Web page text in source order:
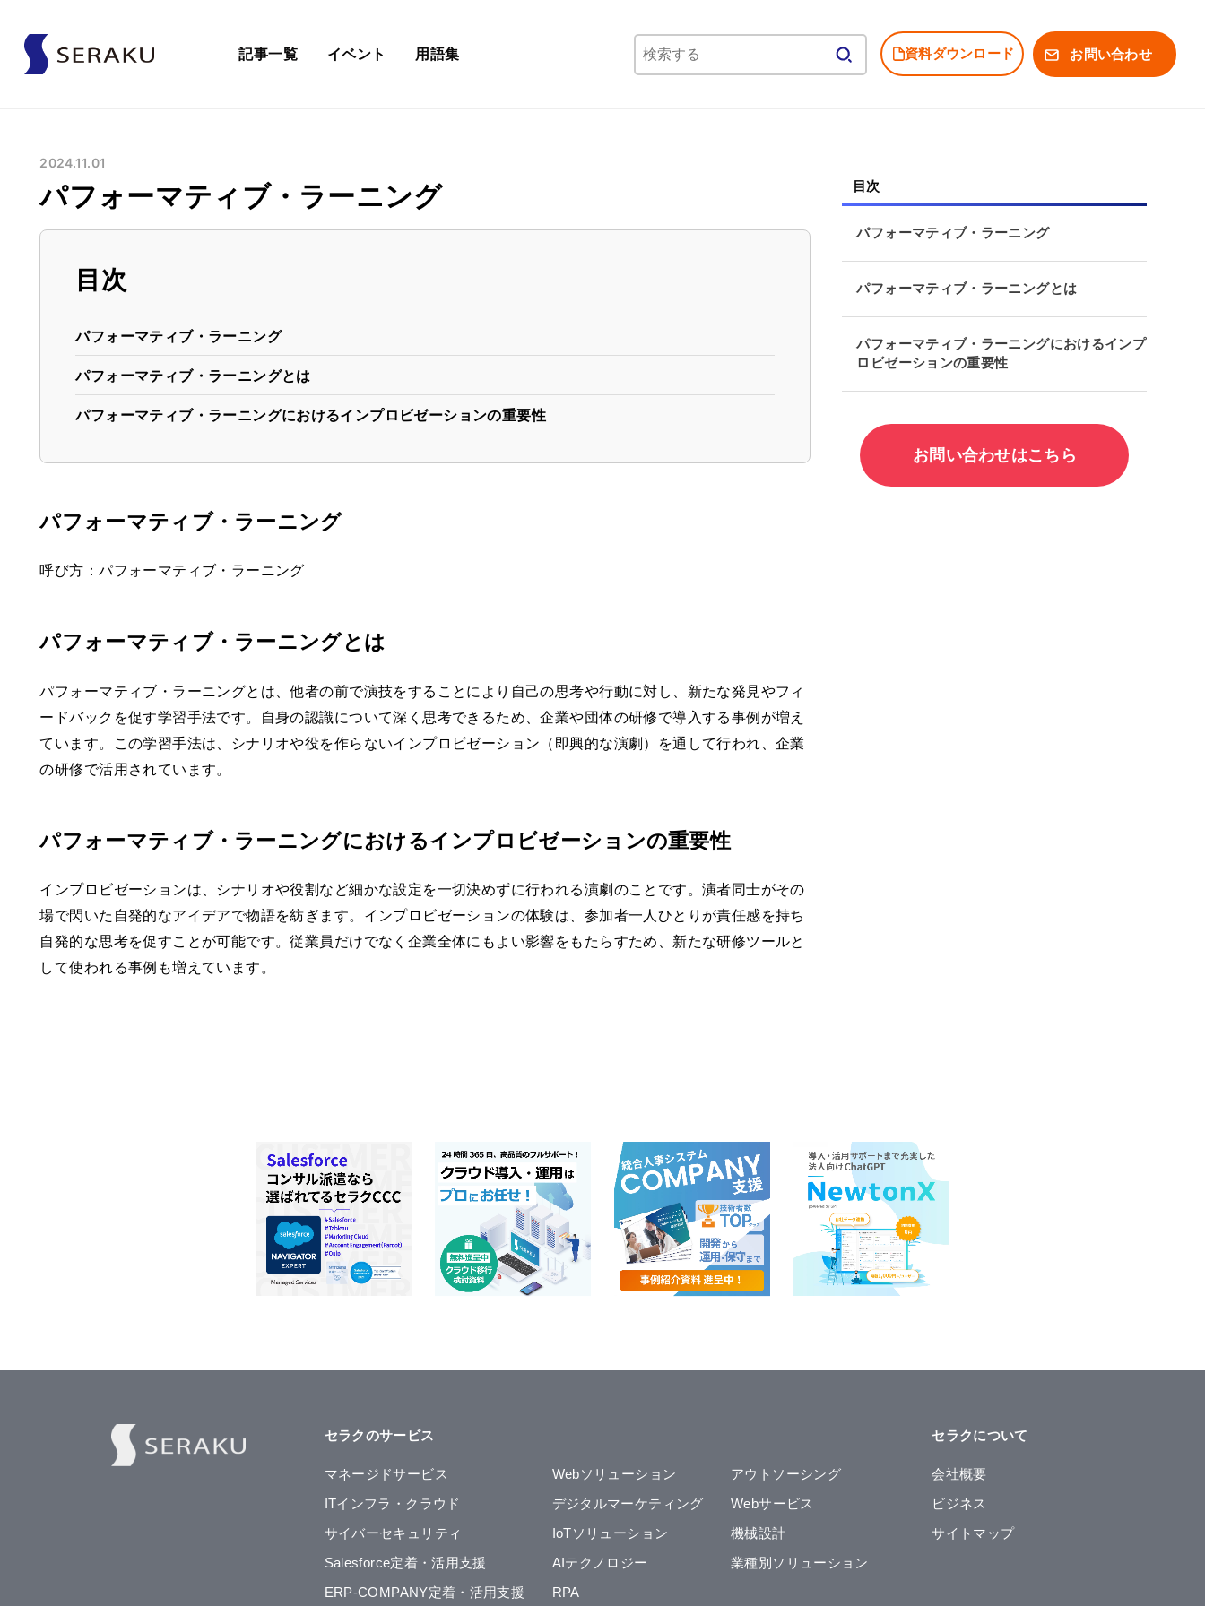
記事一覧 イベント 用語集
索:
資料ダウンロード お問い合わせ
2024.11.01
パフォーマティブ・ラーニング
目次
パフォーマティブ・ラーニング
パフォーマティブ・ラーニングとは
パフォーマティブ・ラーニングにおけるインプロビゼーションの重要性
パフォーマティブ・ラーニング
呼び方：パフォーマティブ・ラーニング
パフォーマティブ・ラーニングとは
パフォーマティブ・ラーニングとは、他者の前で演技をすることにより自己の思考や行動に対し、新たな発見やフィ
ードバックを促す学習手法です。自身の認識について深く思考できるため、企業や団体の研修で導入する事例が増え
ています。この学習手法は、シナリオや役を作らないインプロビゼーション（即興的な演劇）を通して行われ、企業
の研修で活用されています。
パフォーマティブ・ラーニングにおけるインプロビゼーションの重要性
インプロビゼーションは、シナリオや役割など細かな設定を一切決めずに行われる演劇のことです。演者同士がその
場で閃いた自発的なアイデアで物語を紡ぎます。インプロビゼーションの体験は、参加者一人ひとりが責任感を持ち
自発的な思考を促すことが可能です。従業員だけでなく企業全体にもよい影響をもたらすため、新たな研修ツールと
して使われる事例も増えています。
パフォーマティブ・ラーニング
パフォーマティブ・ラーニングとは
パフォーマティブ・ラーニングにおけるインプ
ロビゼーションの重要性
お問い合わせはこちら
セラクのサービス
マネージドサービス
ITインフラ・クラウド
サイバーセキュリティ
Salesforce定着・活用支援
ERP-COMPANY定着・活用支援
Webソリューション
デジタルマーケティング
IoTソリューション
AIテクノロジー
RPA
アウトソーシング
Webサービス
機械設計
業種別ソリューション
セラクについて
会社概要
ビジネス
サイトマップ